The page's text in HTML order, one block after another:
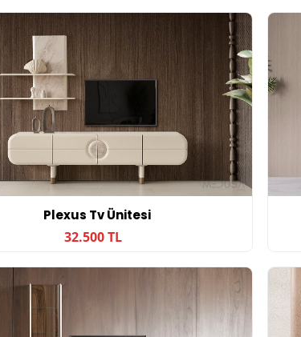
Plexus Tv Ünitesi
32.500 TL